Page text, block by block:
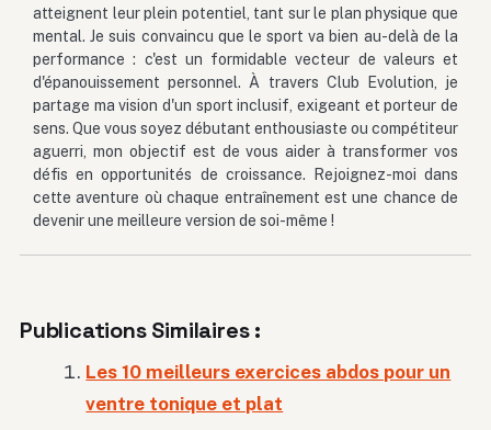
atteignent leur plein potentiel, tant sur le plan physique que
mental. Je suis convaincu que le sport va bien au-delà de la
performance : c'est un formidable vecteur de valeurs et
d'épanouissement personnel. À travers Club Evolution, je
partage ma vision d'un sport inclusif, exigeant et porteur de
sens. Que vous soyez débutant enthousiaste ou compétiteur
aguerri, mon objectif est de vous aider à transformer vos
défis en opportunités de croissance. Rejoignez-moi dans
cette aventure où chaque entraînement est une chance de
devenir une meilleure version de soi-même !
Publications Similaires :
Les 10 meilleurs exercices abdos pour un
ventre tonique et plat